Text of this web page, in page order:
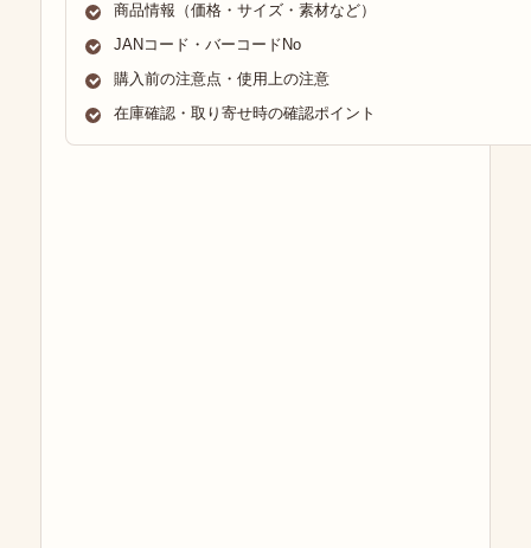
商品情報（価格・サイズ・素材など）
JANコード・バーコードNo
購入前の注意点・使用上の注意
在庫確認・取り寄せ時の確認ポイント